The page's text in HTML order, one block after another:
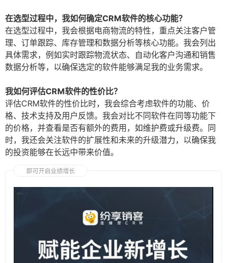
在选型过程中，我如何确定CRM软件的核心功能？
在选型过程中，我会根据电商物流的特性，重点关注客户管
理、订单跟踪、库存管理和数据分析等核心功能。我会列出
具体需求，例如实时跟踪物流状态、自动化客户沟通和销售
数据分析等，以确保选定的软件能够满足我的业务需求。
我如何评估CRM软件的性价比？
评估CRM软件的性价比时，我会综合考虑软件的功能、价
格、技术支持及用户反馈。我会对比不同软件在同等功能下
的价格，并查看是否有额外的费用，如维护费或升级费。同
时，我还会关注软件的扩展性和未来的升级潜力，以确保我
的投资能够在长远中带来价值。
即可开启业绩增长